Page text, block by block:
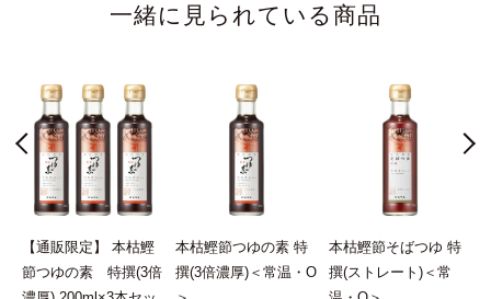
一緒に見られている商品
【通販限定】 本枯鰹
節つゆの素 特撰(3倍
本枯鰹節つゆの素 特
撰(3倍濃厚)＜常温・O
本枯鰹節そばつゆ 特
撰(ストレート)＜常